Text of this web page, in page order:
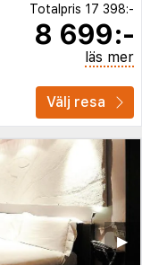
Totalpris 17 398:-
8 699:-
läs mer
Välj resa
▶︎